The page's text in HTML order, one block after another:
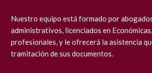
Nuestro equipo está formado por
administrativos, licenciados en
profesionales, y le ofrecerá la asistencia
tramitación de sus documentos.